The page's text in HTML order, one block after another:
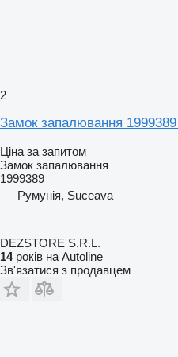
2
Замок запалювання
Ціна за запитом
Замок запалювання
1999389
Румунія, Suceava
DEZSTORE S.R.L.
14років на Autoline
Зв'язатися з продавцем